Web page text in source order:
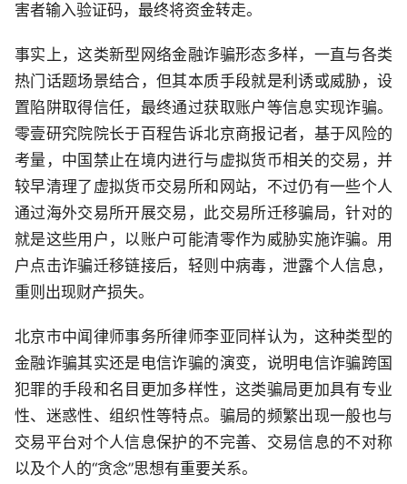
害者输入验证码，最终将资金转走。
事实上，这类新型网络金融诈骗形态多样，一直与各类
热门话题场景结合，但其本质手段就是利诱或威胁，设
置陷阱取得信任，最终通过获取账户等信息实现诈骗。
零壹研究院院长于百程告诉北京商报记者，基于风险的
考量，中国禁止在境内进行与虚拟货币相关的交易，并
较早清理了虚拟货币交易所和网站，不过仍有一些个人
通过海外交易所开展交易，此交易所迁移骗局，针对的
就是这些用户，以账户可能清零作为威胁实施诈骗。用
户点击诈骗迁移链接后，轻则中病毒，泄露个人信息，
重则出现财产损失。
北京市中闻律师事务所律师李亚同样认为，这种类型的
金融诈骗其实还是电信诈骗的演变，说明电信诈骗跨国
犯罪的手段和名目更加多样性，这类骗局更加具有专业
性、迷惑性、组织性等特点。骗局的频繁出现一般也与
交易平台对个人信息保护的不完善、交易信息的不对称
以及个人的“贪念”思想有重要关系。